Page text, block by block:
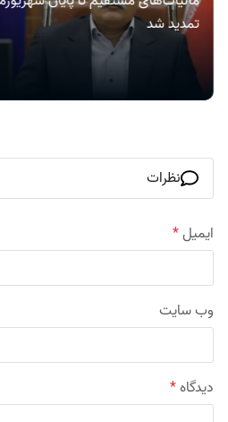
تمدید شد
نظرات
ایمیل*
وب‌ سایت
دیدگاه*